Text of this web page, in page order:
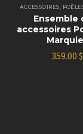
ACCESSOIRES
Ensemble
accessoires
359.00 $